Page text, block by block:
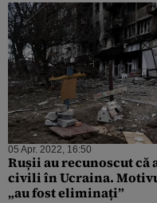
05 Apr. 2022, 16:50
Rușii au recunoscut că
civili în Ucraina.
„au fost eliminați”